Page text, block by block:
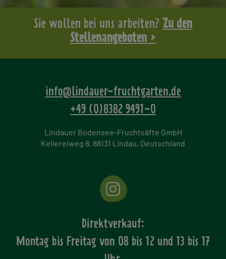
Sie wollen bei uns arbeiten? Zu den
Stellenangeboten >
info@lindauer-fruchtgarten.de
+49 (0)8382 9491-0
Lindauer Bodensee-Fruchtsäfte GmbH
Kellereiweg 8, 88131 Lindau, Deutschland
Direktverkauf:
Montag bis Freitag von 08 bis 12 und 13 bis 17